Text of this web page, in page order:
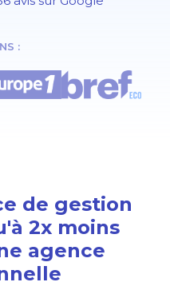
:
de gestion
2x moins
agence